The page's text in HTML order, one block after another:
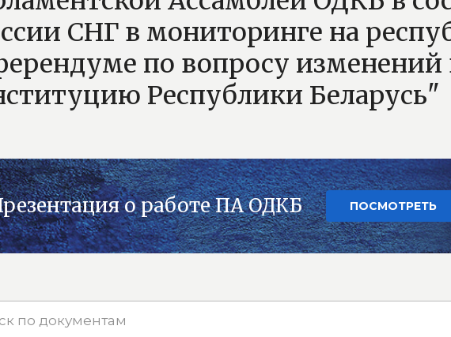
СНГ в мониторинге на
по вопросу изменений
Республики Беларусь"
о работе ПА ОДКБ ПОСМОТРЕТЬ